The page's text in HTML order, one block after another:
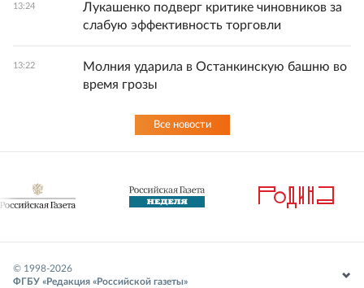
13:24
Лукашенко подверг критике чиновников за
слабую эффективность торговли
13:22
Молния ударила в Останкинскую башню во
время грозы
Все новости
© 1998-2026
ФГБУ «Редакция «Российской газеты»